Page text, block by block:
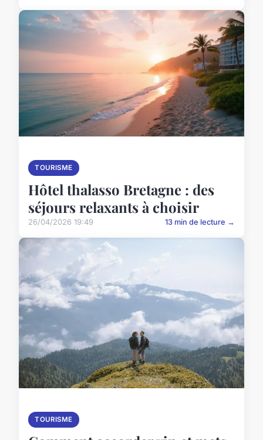
TOURISME
Hôtel thalasso Bretagne : des
séjours relaxants à choisir
26/04/2026 19:49 13 min de lecture →
TOURISME